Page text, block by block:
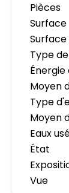
Pièces
Surface
Type
Moyen
Type
Moyen
Eaux
État
Vue